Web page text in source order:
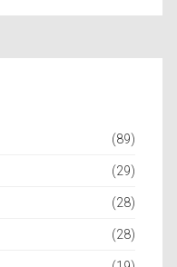
(89)
(29)
(28)
(28)